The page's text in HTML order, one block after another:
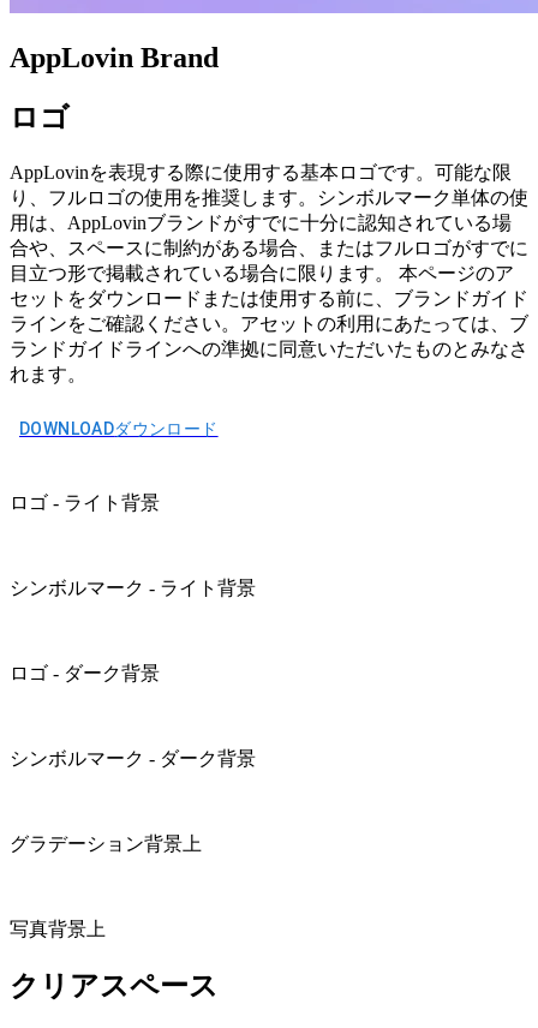
AppLovin Brand
ロゴ
AppLovinを表現する際に使用する基本ロゴです。可能な限
り、フルロゴの使用を推奨します。シンボルマーク単体の使
用は、AppLovinブランドがすでに十分に認知されている場
合や、スペースに制約がある場合、またはフルロゴがすでに
目立つ形で掲載されている場合に限ります。 本ページのア
セットをダウンロードまたは使用する前に、ブランドガイド
ラインをご確認ください。アセットの利用にあたっては、ブ
ランドガイドラインへの準拠に同意いただいたものとみなさ
れます。
DOWNLOADダウンロード
ロゴ - ライト背景
シンボルマーク - ライト背景
ロゴ - ダーク背景
シンボルマーク - ダーク背景
グラデーション背景上
写真背景上
クリアスペース